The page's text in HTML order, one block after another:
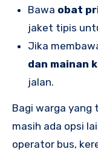
Bawa obat
jaket tipis
Jika
dan mainan
jalan.
Bagi warga yang
masih ada opsi
operator bus,